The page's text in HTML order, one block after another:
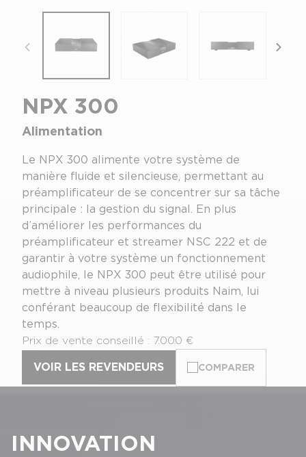
focal-naim-frontent::misc.prev_label
NPX 300
Alimentation
Le NPX 300 alimente votre système de
manière fluide et silencieuse, permettant au
préamplificateur de se concentrer sur sa tâche
principale : la gestion du signal. En plus
d’améliorer les performances du
préamplificateur et streamer NSC 222 et de
garantir à votre système un fonctionnement
audiophile, le NPX 300 peut être utilisé pour
mettre à niveau plusieurs produits Naim, lui
conférant beaucoup de flexibilité dans le
temps.
Prix de vente conseillé : 7.000 €
VOIR LES REVENDEURS COMPARER
INNOVATION